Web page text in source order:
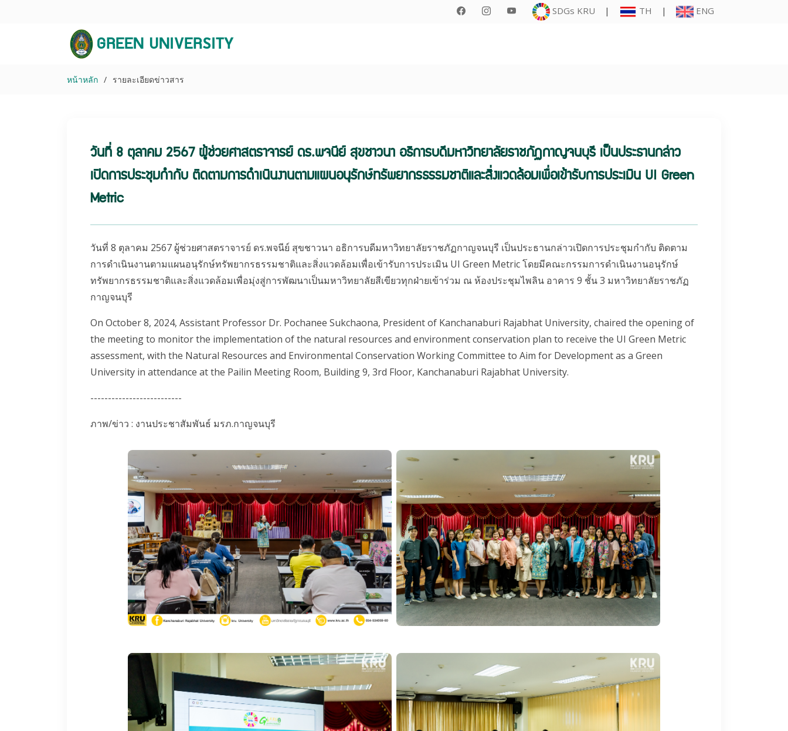
SDGs KRU | TH | ENG
GREEN UNIVERSITY
หน้าหลัก รายละเอียดข่าวสาร
วันที่ 8 ตุลาคม 2567 ผู้ช่วยศาสตราจารย์ ดร.พจนีย์ สุขชาวนา อธิการบดีมหาวิทยาลัยราชภัฏกาญจนบุรี เป็นประธานกล่าว
เปิดการประชุมกำกับ ติดตามการดำเนินงานตามแผนอนุรักษ์ทรัพยากรธรรมชาติและสิ่งแวดล้อมเพื่อเข้ารับการประเมิน UI Green
Metric
วันที่ 8 ตุลาคม 2567 ผู้ช่วยศาสตราจารย์ ดร.พจนีย์ สุขชาวนา อธิการบดีมหาวิทยาลัยราชภัฏกาญจนบุรี เป็นประธานกล่าวเปิดการประชุมกำกับ ติดตาม
การดำเนินงานตามแผนอนุรักษ์ทรัพยากรธรรมชาติและสิ่งแวดล้อมเพื่อเข้ารับการประเมิน UI Green Metric โดยมีคณะกรรมการดำเนินงานอนุรักษ์
ทรัพยากรธรรมชาติและสิ่งแวดล้อมเพื่อมุ่งสู่การพัฒนาเป็นมหาวิทยาลัยสีเขียวทุกฝ่ายเข้าร่วม ณ ห้องประชุมไพลิน อาคาร 9 ชั้น 3 มหาวิทยาลัยราชภัฏ
กาญจนบุรี
On October 8, 2024, Assistant Professor Dr. Pochanee Sukchaona, President of Kanchanaburi Rajabhat University, chaired the opening of
the meeting to monitor the implementation of the natural resources and environment conservation plan to receive the UI Green Metric
assessment, with the Natural Resources and Environmental Conservation Working Committee to Aim for Development as a Green
University in attendance at the Pailin Meeting Room, Building 9, 3rd Floor, Kanchanaburi Rajabhat University.
--------------------------
ภาพ/ข่าว : งานประชาสัมพันธ์ มรภ.กาญจนบุรี